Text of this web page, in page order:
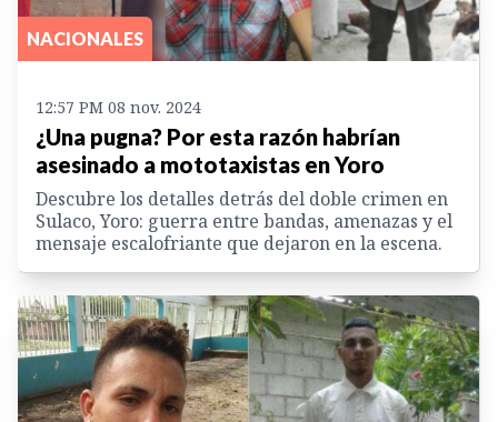
NACIONALES
12:57 PM 08 nov. 2024
¿Una pugna? Por esta razón habrían
asesinado a mototaxistas en Yoro
Descubre los detalles detrás del doble crimen en
Sulaco, Yoro: guerra entre bandas, amenazas y el
mensaje escalofriante que dejaron en la escena.